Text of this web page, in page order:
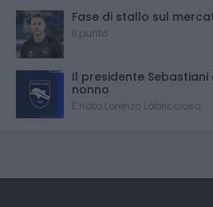
Fase di stallo sul
Il punto
Il presidente
nonno
È nato Lorenzo Labricciosa